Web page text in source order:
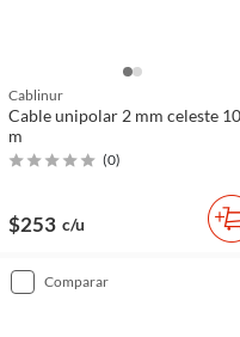
Cablinur
Cable unipolar 2 mm celeste 10
m
(0)
$253 c/u
comparar